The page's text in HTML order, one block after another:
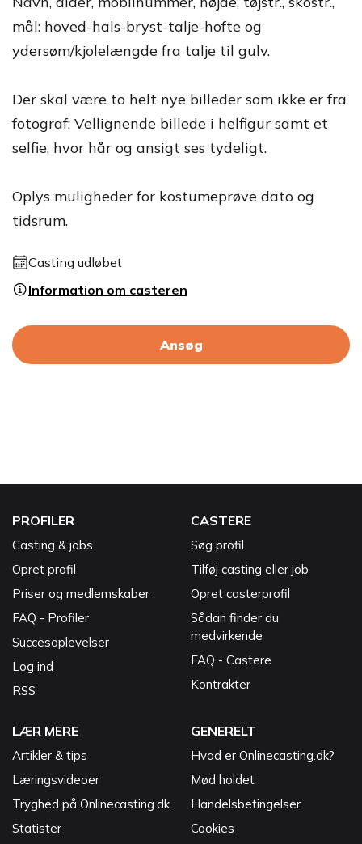
mål: hoved-hals-bryst-talje-hofte og
ydersøm/kjolelængde fra talje til gulv.
Der skal være to helt nye billeder som ikke er fra
fotograf: Vellignende billede i helfigur samt et
selfie, hvor hår og ansigt ses tydeligt.
Oplys muligheder for kostumeprøve dato og
tidsrum.
Casting udløbet
Information om casteren
Ansøg
PROFILER
Casting & jobs
Opret profil
Priser og medlemskaber
FAQ - Profiler
Succesoplevelser
Log ind
RSS
CASTERE
Søg profil
Tilføj casting eller job
Opret casterprofil
Sådan finder du
medvirkende
FAQ - Castere
Kontrakter
LÆR MERE
Artikler & tips
Læringsvideoer
Tryghed på Onlinecasting.dk
Statister
GENERELT
Hvad er Onlinecasting.dk?
Mød holdet
Handelsbetingelser
Cookies